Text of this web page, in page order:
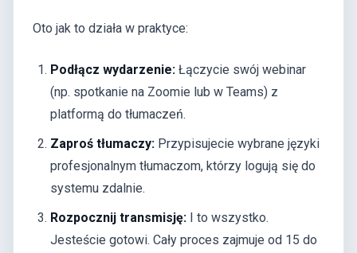
Oto jak to działa w praktyce:
Podłącz wydarzenie: Łączycie swój webinar
(np. spotkanie na Zoomie lub w Teams) z
platformą do tłumaczeń.
Zaproś tłumaczy: Przypisujecie wybrane języki
profesjonalnym tłumaczom, którzy logują się do
systemu zdalnie.
Rozpocznij transmisję: I to wszystko.
Jesteście gotowi. Cały proces zajmuje od 15 do